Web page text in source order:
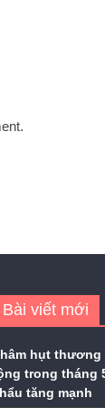
Bài viết mới
hụt thương
trong tháng
tăng mạnh